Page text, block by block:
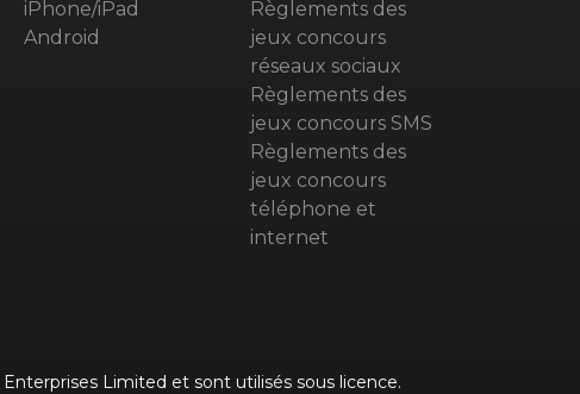
iPhone/iPad
Android
Règlements des
jeux concours
réseaux sociaux
Règlements des
jeux concours SMS
Règlements des
jeux concours
téléphone et
internet
Limited et sont utilisés sous licence.